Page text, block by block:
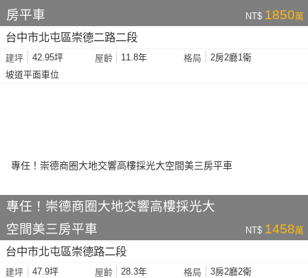
房平車
NT$ 1850萬
台中市北屯區崇德二路二段
建坪 42.95坪 屋齡 11.8年 格局
2房2廳1衛
坡道平面車位
專任！崇德商圈大地交響高樓採光大
空間美三房平車
NT$ 1458萬
台中市北屯區崇德路二段
建坪 47.9坪 屋齡 28.3年 格局
3房2廳2衛